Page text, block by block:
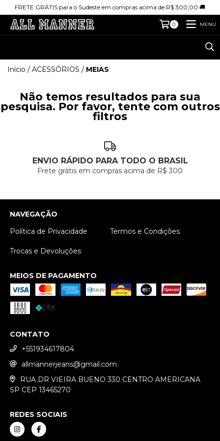
FRETE GRÁTIS para o Sudeste em compras acima de R$ 300,00 🚚
0 MENU
Início / ACESSÓRIOS / MEIAS
Não temos resultados para sua
pesquisa. Por favor, tente com outros
filtros
ENVIO RÁPIDO PARA TODO O BRASIL
Frete grátis em compras acima de R$ 300
NAVEGAÇÃO
Política de Privacidade
Termos e Condições
Trocas e Devoluções
MEIOS DE PAGAMENTO
CONTATO
+551934617804
allmannerjeans@gmail.com
RUA DR VIEIRA BUENO 330 CENTRO AMERICANA
SP CEP 13465270
REDES SOCIAIS